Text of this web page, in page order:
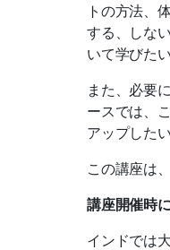
トの方法、
する、しな
いて学びた
また、必要
ースでは、
アップした
この講座は
講座開催時
インドでは